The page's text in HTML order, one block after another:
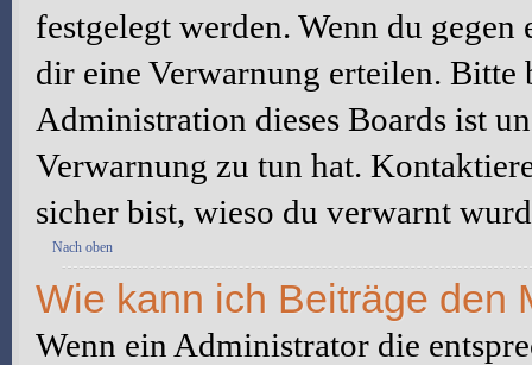
festgelegt werden. Wenn du
dir eine Verwarnung erteilen. Bitte
Administration dieses Boards ist
Verwarnung zu tun hat.
sicher bist, wieso du verwarnt
Nach oben
Wie kann ich Beiträge den
Wenn ein Administrator die